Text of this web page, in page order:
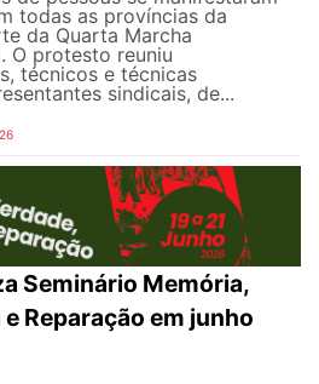
todas as províncias da
da Quarta Marcha
O protesto reuniu
técnicos e técnicas
sindicais, de...
Seminário Memória,
Reparação em junho